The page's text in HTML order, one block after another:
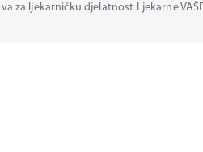
za ljekarničku djelatnost Ljekarne VAŠE